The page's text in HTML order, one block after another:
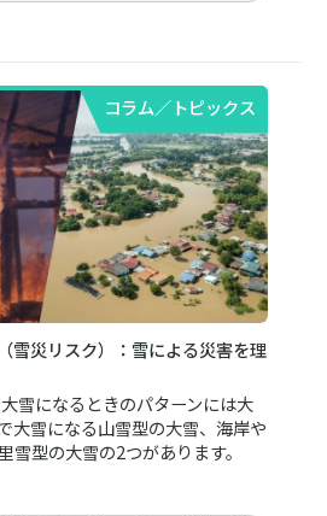
コラム／トピックス
雪災リスク）：雪による災害を理
雪になるときのパターンには大
大雪になる山雪型の大雪、海岸や
雪型の大雪の2つがあります。